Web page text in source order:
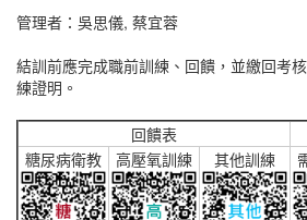
管理者： 吳思儀, 蔡宜蓉
結訓前應完成職前訓練、回饋，並繳回考
練證明。
回饋表
糖尿病衛教
高壓氧訓練 其他訓練